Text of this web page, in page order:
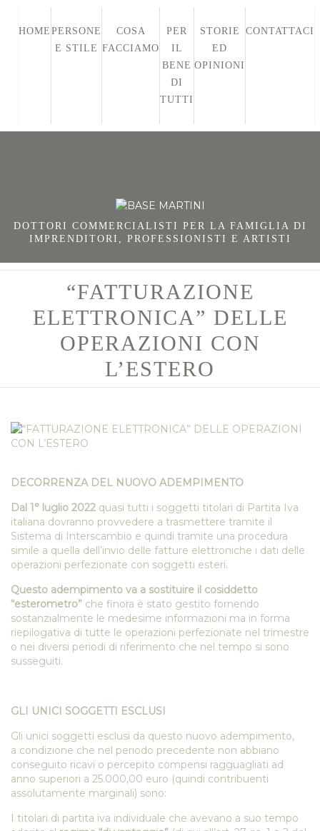
HOME PERSONE
E STILE
COSA
FACCIAMO
PER
IL
BENE
DI
TUTTI
STORIE
ED
OPINIONI
CONTATTACI
DOTTORI COMMERCIALISTI PER LA FAMIGLIA DI
IMPRENDITORI, PROFESSIONISTI E ARTISTI
“FATTURAZIONE
ELETTRONICA” DELLE
OPERAZIONI CON
L’ESTERO
DECORRENZA DEL NUOVO ADEMPIMENTO
Dal 1° luglio 2022 quasi tutti i soggetti titolari di Partita Iva
italiana dovranno provvedere a trasmettere tramite il
Sistema di Interscambio e quindi tramite una procedura
simile a quella dell’invio delle fatture elettroniche i dati delle
operazioni perfezionate con soggetti esteri.
Questo adempimento va a sostituire il cosiddetto
“esterometro” che finora è stato gestito fornendo
sostanzialmente le medesime informazioni ma in forma
riepilogativa di tutte le operazioni perfezionate nel trimestre
o nei diversi periodi di riferimento che nel tempo si sono
susseguiti.
GLI UNICI SOGGETTI ESCLUSI
Gli unici soggetti esclusi da questo nuovo adempimento,
a condizione che nel periodo precedente non abbiano
conseguito ricavi o percepito compensi ragguagliati ad
anno superiori a 25.000,00 euro (quindi contribuenti
assolutamente marginali) sono:
I titolari di partita iva individuale che avevano a suo tempo